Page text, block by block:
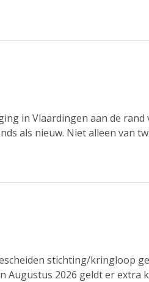
in Vlaardingen aan de
als nieuw. Niet alleen van
stichting/kringloop
Augustus 2026 geldt er extra